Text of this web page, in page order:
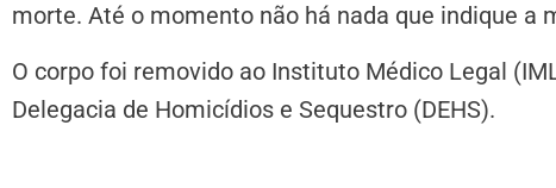
morte. Até o momento não há nada que indique a
O corpo foi removido ao Instituto Médico Legal
Delegacia de Homicídios e Sequestro (DEHS).